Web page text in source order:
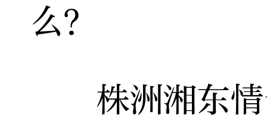
么？
株洲湘东情